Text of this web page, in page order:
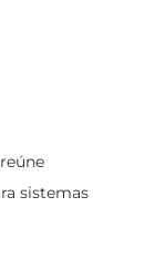
sistemas